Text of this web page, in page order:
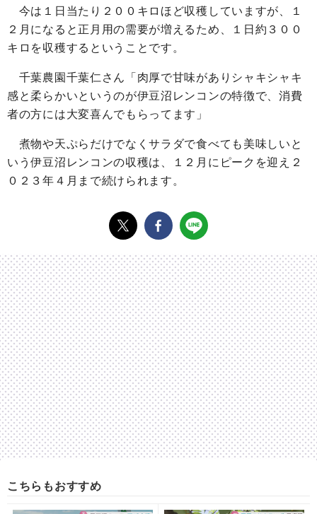
今は１日当たり２００キロほど収穫していますが、１
２月になると正月用の需要が増えるため、１日約３００
キロを収穫するということです。
千葉農園千葉仁さん「肉厚で甘味がありシャキシャキ
感と柔らかいというのが伊豆沼レンコンの特徴で、消費
者の方には大変喜んでもらってます」
煮物や天ぷらだけでなくサラダで食べても美味しいと
いう伊豆沼レンコンの収穫は、１２月にピークを迎え２
０２３年４月まで続けられます。
こちらもおすすめ